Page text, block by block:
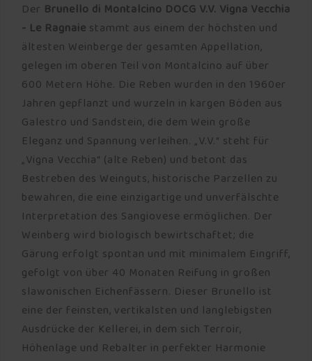
Der Brunello di Montalcino DOCG V.V. Vigna Vecchia
- Le Ragnaie stammt aus einem der höchsten und
ältesten Weinberge der gesamten Appellation,
gelegen im oberen Teil von Montalcino auf über
600 Metern Höhe. Die Reben wurden in den 1960er
Jahren gepflanzt und wurzeln in kargen Böden aus
Galestro und Sandstein, die dem Wein große
Eleganz und Spannung verleihen. „V.V.“ steht für
„Vigna Vecchia“ (alte Reben) und betont das
Bestreben des Weinguts, historische Parzellen zu
bewahren, die eine einzigartige und unverfälschte
Interpretation des Sangiovese ermöglichen. Der
Weinberg wird biologisch bewirtschaftet; die
Gärung erfolgt spontan und mit minimalem Eingriff,
gefolgt von über 40 Monaten Reifung in großen
slawonischen Eichenfässern. Dieser Brunello ist
eine der feinsten, vertikalsten und langlebigsten
Ausdrücke der Kellerei, in dem sich Terroir,
Höhenlage und Rebalter in perfekter Harmonie